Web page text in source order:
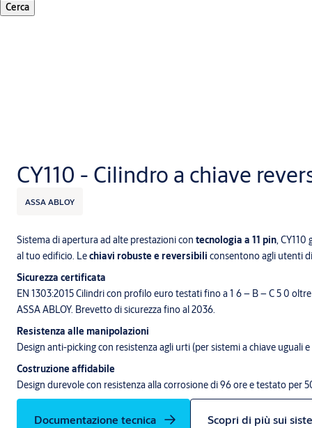
Cerca
CY110 - Cilindro a chiave
ASSA ABLOY
Sistema di apertura ad alte prestazioni con tecnologia a 11 pin, CY110
al tuo edificio. Lechiavi robuste e reversibili consentono agli utenti
Sicurezza certificata
EN 1303:2015 Cilindri con profilo euro testati fino a 1 6 – B – C 5 0
ASSA ABLOY. Brevetto di sicurezza fino al 2036.
Resistenza alle manipolazioni
Design anti-picking con resistenza agli urti (per sistemi a chiave uguali e
Costruzione affidabile
Design durevole con resistenza alla corrosione di 96 ore e testato per
Documentazione tecnica Scopri di più sui